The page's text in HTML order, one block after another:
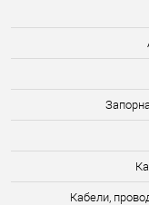
Кабели,